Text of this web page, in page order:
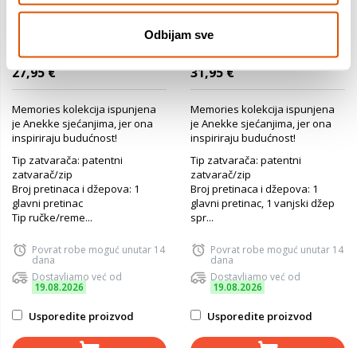
Odbijam sve
Being 31x30x13,5cm 40494-
111 P16
27,95 €
Memories kolekcija ispunjena
je Anekke sjećanjima, jer ona
inspiriraju budućnost!
Tip zatvarača: patentni
zatvarač/zip
Broj pretinaca i džepova: 1
glavni pretinac
Tip ručke/reme...
Povrat robe moguć unutar 14
dana
Dostavljamo već od
19.08.2026
Usporedite proizvod
Torba fashion Anekke
14x19x3cm 40803-904 P48
31,95 €
Memories kolekcija ispunjena
je Anekke sjećanjima, jer ona
inspiriraju budućnost!
Tip zatvarača: patentni
zatvarač/zip
Broj pretinaca i džepova: 1
glavni pretinac, 1 vanjski džep
spr...
Povrat robe moguć unutar 14
dana
Dostavljamo već od
19.08.2026
Usporedite proizvod